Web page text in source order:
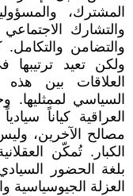
المشترك،
والتشارك
والتضامن والتكامل.
ولكن تعيد ترتيبها
العلاقات بين
السياسي لممثليها.
العراقية كياناً
مصالح الآخرين،
الكبار. تُمكّن
بلغة الحضور
العزلة الجيوسياسية